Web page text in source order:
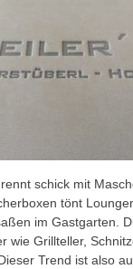
schick mit
tönt
im Gastgarten.
wie Grillteller,
Trend ist also